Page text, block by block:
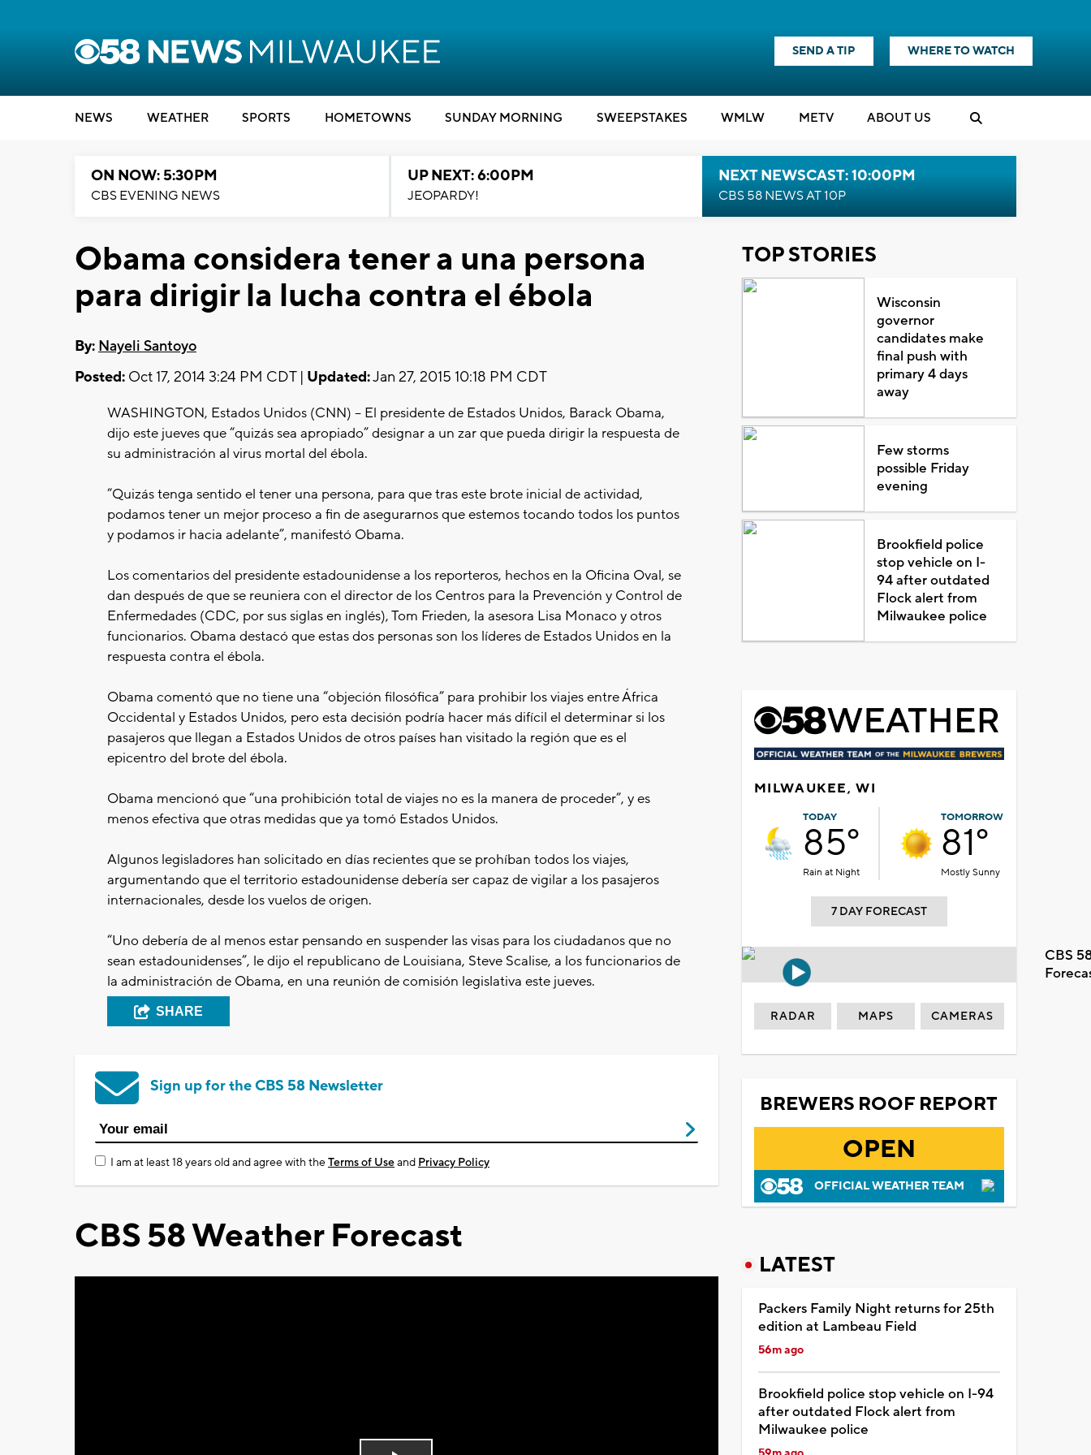
SEND A TIP WHERE TO WATCH
NEWS WEATHER SPORTS HOMETOWNS SUNDAY MORNING SWEEPSTAKES WMLW METV ABOUT US
ON NOW: 5:30PM
CBS EVENING NEWS
UP NEXT: 6:00PM
JEOPARDY!
NEXT NEWSCAST: 10:00PM
CBS 58 NEWS AT 10P
Obama considera tener a una persona
para dirigir la lucha contra el ébola
By: Nayeli Santoyo
Posted: Oct 17, 2014 3:24 PM CDT | Updated:Jan 27, 2015 10:18 PM CDT
WASHINGTON, Estados Unidos (CNN) -- El presidente de Estados Unidos, Barack Obama,
dijo este jueves que “quizás sea apropiado” designar a un zar que pueda dirigir la respuesta de
su administración al virus mortal del ébola.
“Quizás tenga sentido el tener una persona, para que tras este brote inicial de actividad,
podamos tener un mejor proceso a fin de asegurarnos que estemos tocando todos los puntos
y podamos ir hacia adelante”, manifestó Obama.
Los comentarios del presidente estadounidense a los reporteros, hechos en la Oficina Oval, se
dan después de que se reuniera con el director de los Centros para la Prevención y Control de
Enfermedades (CDC, por sus siglas en inglés), Tom Frieden, la asesora Lisa Monaco y otros
funcionarios. Obama destacó que estas dos personas son los líderes de Estados Unidos en la
respuesta contra el ébola.
Obama comentó que no tiene una “objeción filosófica” para prohibir los viajes entre África
Occidental y Estados Unidos, pero esta decisión podría hacer más difícil el determinar si los
pasajeros que llegan a Estados Unidos de otros países han visitado la región que es el
epicentro del brote del ébola.
Obama mencionó que “una prohibición total de viajes no es la manera de proceder”, y es
menos efectiva que otras medidas que ya tomó Estados Unidos.
Algunos legisladores han solicitado en días recientes que se prohíban todos los viajes,
argumentando que el territorio estadounidense debería ser capaz de vigilar a los pasajeros
internacionales, desde los vuelos de origen.
“Uno debería de al menos estar pensando en suspender las visas para los ciudadanos que no
sean estadounidenses”, le dijo el republicano de Louisiana, Steve Scalise, a los funcionarios de
la administración de Obama, en una reunión de comisión legislativa este jueves.
SHARE
Sign up for the CBS 58 Newsletter
I am at least 18 years old and agree with theTerms of Useand Privacy Policy
CBS 58 Weather Forecast
TOP STORIES
Wisconsin
governor
candidates make
final push with
primary 4 days
away
Few storms
possible Friday
evening
Brookfield police
stop vehicle on I-
94 after outdated
Flock alert from
Milwaukee police
MILWAUKEE, WI
TODAY
85°
Rain at Night
TOMORROW
81°
Mostly Sunny
7 DAY FORECAST
CBS
RADAR MAPS CAMERAS
BREWERS ROOF REPORT
OPEN
OFFICIAL WEATHER TEAM
LATEST
Packers Family Night returns for 25th
edition at Lambeau Field
56m ago
Brookfield police stop vehicle on I-94
after outdated Flock alert from
Milwaukee police